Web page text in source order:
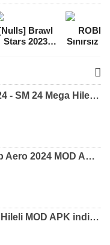
Brawl
Stars 2023
Sınırsız
Soccer Manager 2024 - SM 24 Mega Hileli MOD APK indir [v3.0.0]
WhatsApp Aero - Wp Aero 2024 MOD APK indir [v10.0.2]
FIFA Mobile 24 Para Hileli MOD APK indir [v20.1.02]